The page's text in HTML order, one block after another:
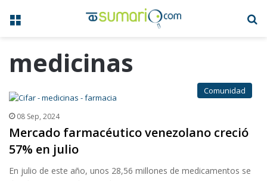
Menú
medicinas
Comunidad
08 Sep, 2024
Mercado farmacéutico venezolano creció
57% en julio
En julio de este año, unos 28,56 millones de medicamentos se